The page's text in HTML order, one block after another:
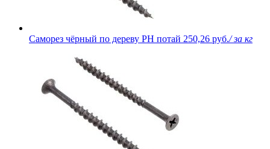
Саморез чёрный по дереву PH потай 250,26 руб./ за кг